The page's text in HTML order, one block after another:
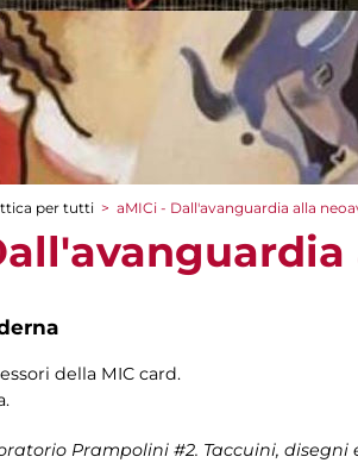
per tutti > aMICi - Dall'avanguardia alla
della MIC card.
Prampolini #2. Taccuini, disegni